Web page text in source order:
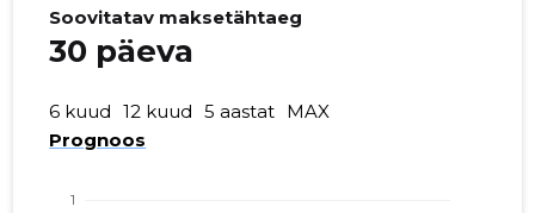
Soovitatav maksetähtaeg
30 päeva
6 kuud 12 kuud 5 aastat MAX
Prognoos